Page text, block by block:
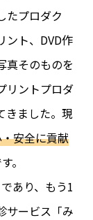
たプロダク
ント、DVD作
真そのものを
リントプロダ
きました。現
安全に貢献
。
あり、もう1
サービス「み